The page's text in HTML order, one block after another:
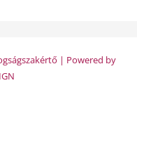
| Powered by